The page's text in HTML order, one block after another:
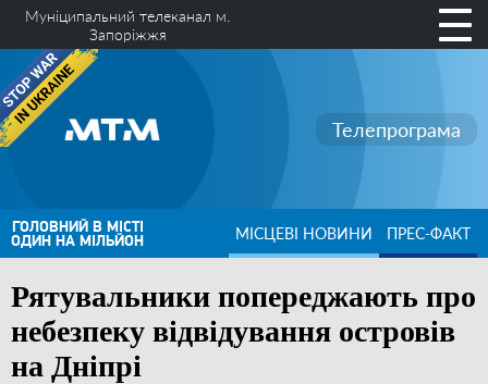
Муніципальний телеканал м.
Запоріжжя
Телепрограма
ГОЛОВНИЙ В МІСТІ
ОДИН НА МІЛЬЙОН МІСЦЕВІ НОВИНИ ПРЕС-ФАКТ
Рятувальники попереджають про
небезпеку відвідування островів
на Дніпрі